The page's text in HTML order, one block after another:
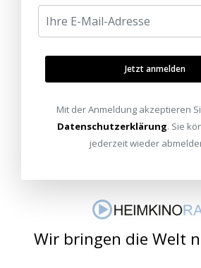
Besuchen Sie unsere
Bitte besuchen Sie uns nur
Alle Standorte Termin
oder schreiben Sie uns:
Wir bringen die Welt
Jetzt anmelden
Mit der Anmeldung akzeptieren
Datenschutzerklärung. Sie
jederzeit wieder